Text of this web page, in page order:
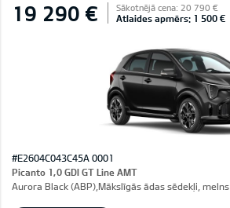
19 290 € Sākotnējā cena: 20 790 €
Atlaides apmērs: 1 500 €
#E2604C043C45A 0001
Picanto 1,0 GDI GT Line AMT
Aurora Black (ABP),Mākslīgās ādas sēdekļi, melns